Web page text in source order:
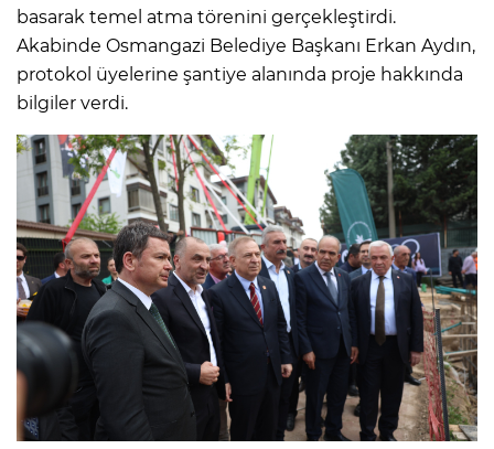
basarak temel atma törenini gerçekleştirdi.
Akabinde Osmangazi Belediye Başkanı Erkan Aydın,
protokol üyelerine şantiye alanında proje hakkında
bilgiler verdi.